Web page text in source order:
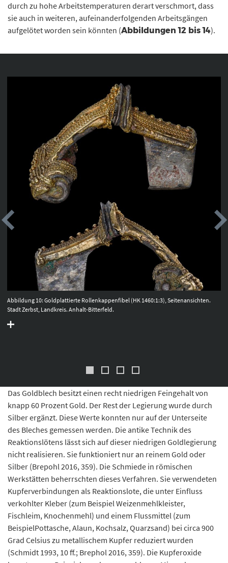
durch zu hohe Arbeitstemperaturen derart verschmort, dass
sie auch in weiteren, aufeinanderfolgenden Arbeitsgängen
aufgelötet worden sein könnten (Abbildungen 12 bis 14).
Abbildung 10: Goldplattierte Rollenkappenfibel (HK 1460:1:3), Seitenansichten.
Stadt Zerbst, Landkreis. Anhalt-Bitterfeld.
sind Risse und muschlige Abplatzungen sowie tiefe strukturelle Veränderungen
Das Goldblech besitzt einen recht niedrigen Feingehalt von
knapp 60 Prozent Gold. Der Rest der Legierung wurde durch
Silber ergänzt. Diese Werte konnten nur auf der Unterseite
des Bleches gemessen werden. Die antike Technik des
Reaktionslötens lässt sich auf dieser niedrigen Goldlegierung
nicht realisieren. Sie funktioniert nur an reinem Gold oder
Silber (Brepohl 2016, 359). Die Schmiede in römischen
Werkstätten beherrschten dieses Verfahren. Sie verwendeten
Kupferverbindungen als Reaktionslote, die unter Einfluss
verkohlter Kleber (zum Beispiel Weizenmehlkleister,
Fischleim, Knochenmehl) und einem Flussmittel (zum
BeispielPottasche, Alaun, Kochsalz, Quarzsand) bei circa 900
Grad Celsius zu metallischem Kupfer reduziert wurden
(Schmidt 1993, 10 ff.; Brephol 2016, 359). Die Kupferoxide